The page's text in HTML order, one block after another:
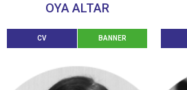
OYA ALTAR
CV BANNER